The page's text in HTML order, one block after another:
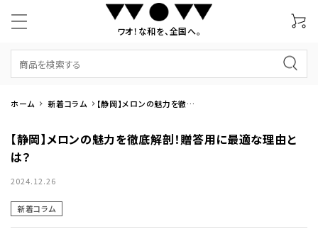
ワオ！な和を、全国へ。
ホーム 新着コラム
【静岡】メロンの魅力を徹底
【静岡】メロンの魅力を徹底解剖！贈答用に最適な理由と
は？
2024.12.26
新着コラム